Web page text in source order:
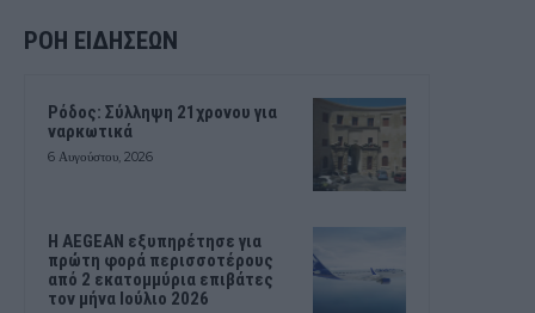
ΡΟΗ ΕΙΔΗΣΕΩΝ
Ρόδος: Σύλληψη 21χρονου για
ναρκωτικά
6 Αυγούστου, 2026
Η AEGEAN εξυπηρέτησε για
πρώτη φορά περισσοτέρους
από 2 εκατομμύρια επιβάτες
τον μήνα Ιούλιο 2026